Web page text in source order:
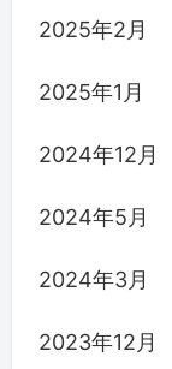
2025年2月
2025年1月
2024年12月
2024年5月
2024年3月
2023年12月